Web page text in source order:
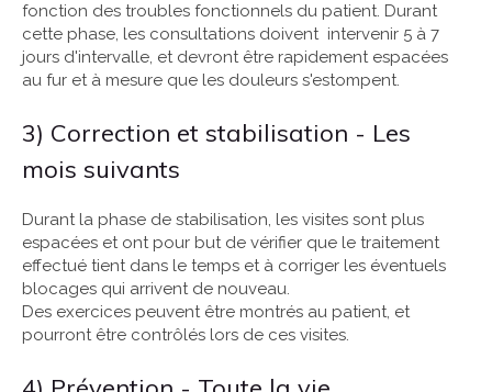
fonction des troubles fonctionnels du patient. Durant
cette phase, les consultations doivent intervenir 5 à 7
jours d'intervalle, et devront être rapidement espacées
au fur et à mesure que les douleurs s'estompent.
3) Correction et stabilisation - Les
mois suivants
Durant la phase de stabilisation, les visites sont plus
espacées et ont pour but de vérifier que le traitement
effectué tient dans le temps et à corriger les éventuels
blocages qui arrivent de nouveau.
Des exercices peuvent être montrés au patient, et
pourront être contrôlés lors de ces visites.